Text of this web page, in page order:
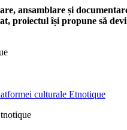
ansamblare și
proiectul își propune să
culturale Etnotique